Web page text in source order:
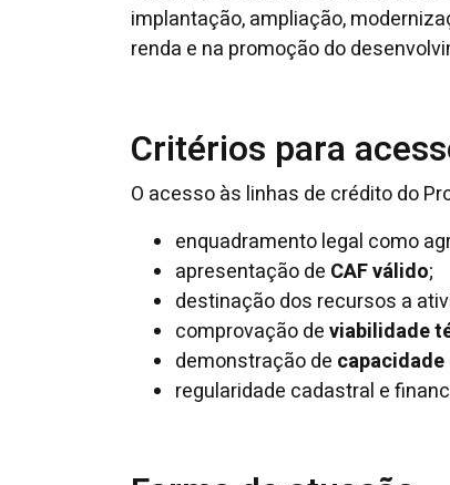
implantação, ampliação,
renda e na promoção do
Critérios para
O acesso às linhas de crédito do
enquadramento legal como
apresentação de CAF válido;
destinação dos recursos a
comprovação deviabilidade
demonstração de
regularidade cadastral e